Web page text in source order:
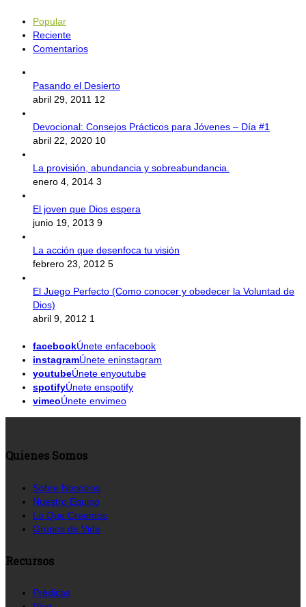
Popular
Reciente
Comentarios
Pasando el Desierto
abril 29, 2011 12
Devocional: Consejos Prácticos para Jóvenes – Día #1
abril 22, 2020 10
La provisión, abundancia y sobreabundancia.
enero 4, 2014 3
El joven que Dios espera
junio 19, 2013 9
La acción que desenfoca tu visión
febrero 23, 2012 5
El Juego Perfecto (Como conocer y obedecer la Voluntad de
Dios)
abril 9, 2012 1
facebookÚnete enfacebook
instagramÚnete eninstagram
youtubeÚnete enyoutube
spotifyÚnete enspotify
vimeoÚnete envimeo
Quienes Somos
Sobre Nosotros
Nuestro Equipo
Lo Que Creemos
Grupos de Vida
Recursos
Prédicas